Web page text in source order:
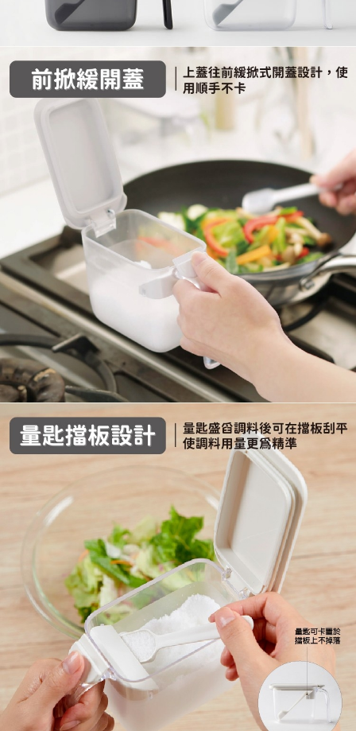
請求用戶進行身份認證。
５．嚴禁一人註冊多個帳號或使用他人資訊註冊。若發現惡意使用之情形，
恩沛科技股份有限公司將有權停止該用戶之使用額度並採取法律行動。